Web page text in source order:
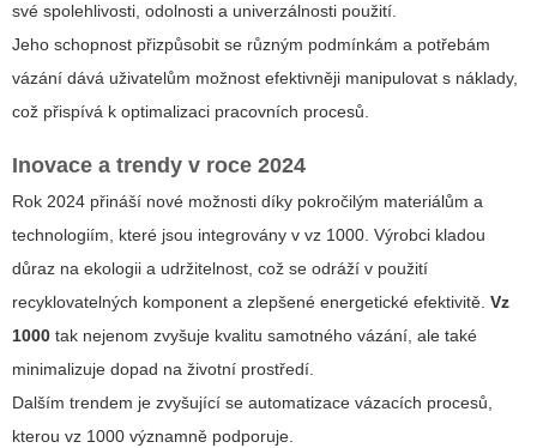
své spolehlivosti, odolnosti a univerzálnosti použití.
Jeho schopnost přizpůsobit se různým podmínkám a potřebám
vázání dává uživatelům možnost efektivněji manipulovat s náklady,
což přispívá k optimalizaci pracovních procesů.
Inovace a trendy v roce 2024
Rok 2024 přináší nové možnosti díky pokročilým materiálům a
technologiím, které jsou integrovány v vz 1000. Výrobci kladou
důraz na ekologii a udržitelnost, což se odráží v použití
recyklovatelných komponent a zlepšené energetické efektivitě. Vz
1000 tak nejenom zvyšuje kvalitu samotného vázání, ale také
minimalizuje dopad na životní prostředí.
Dalším trendem je zvyšující se automatizace vázacích procesů,
kterou vz 1000 významně podporuje.